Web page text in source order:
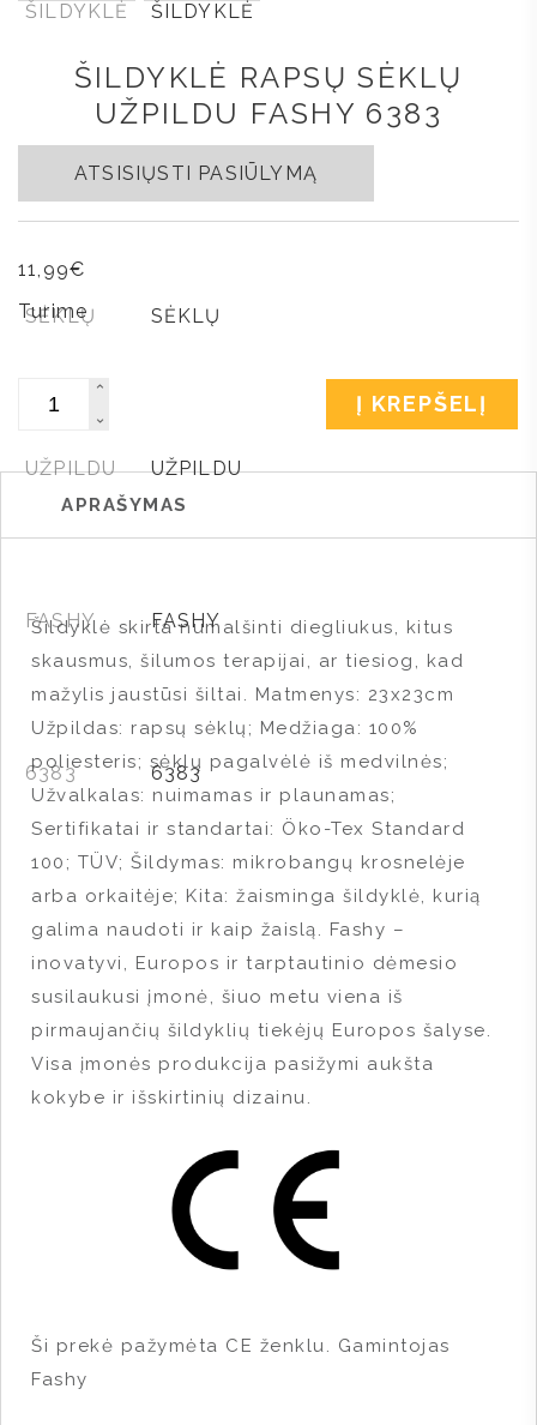
ŠILDYKLĖ RAPSŲ SĖKLŲ
UŽPILDU FASHY 6383
ATSISIŲSTI PASIŪLYMĄ
11,99€
Turime
Į KREPŠELĮ
APRAŠYMAS
Šildyklė skirta numalšinti diegliukus, kitus
skausmus, šilumos terapijai, ar tiesiog, kad
mažylis jaustūsi šiltai. Matmenys: 23x23cm
Užpildas: rapsų sėklų; Medžiaga: 100%
poliesteris; sėklų pagalvėlė iš medvilnės;
Užvalkalas: nuimamas ir plaunamas;
Sertifikatai ir standartai: Öko-Tex Standard
100; TÜV; Šildymas: mikrobangų krosnelėje
arba orkaitėje; Kita: žaisminga šildyklė, kurią
galima naudoti ir kaip žaislą. Fashy –
inovatyvi, Europos ir tarptautinio dėmesio
susilaukusi įmonė, šiuo metu viena iš
pirmaujančių šildyklių tiekėjų Europos šalyse.
Visa įmonės produkcija pasižymi aukšta
kokybe ir išskirtinių dizainu.
Ši prekė pažymėta CE ženklu. Gamintojas
Fashy